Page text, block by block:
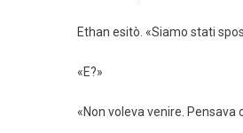
Ethan esitò. «Siamo stati
«E?»
«Non voleva venire. Pensava